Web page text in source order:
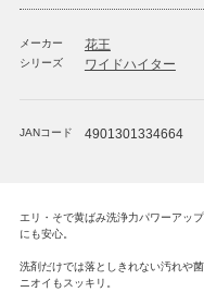
メーカー 花王
シリーズ ワイドハイター
JANコード 4901301334664
エリ・そで黄ばみ洗浄力パワーアッ
にも安心。
洗剤だけでは落としきれない汚れや
ニオイもスッキリ。